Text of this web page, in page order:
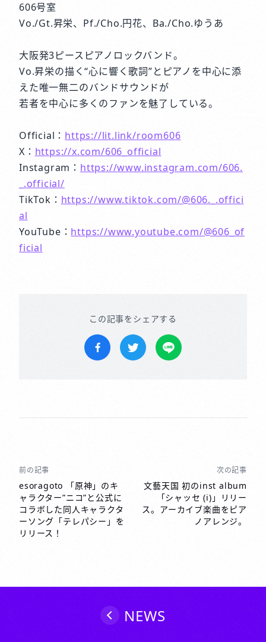
606号室
Vo./Gt.昇栄、Pf./Cho.円花、Ba./Cho.ゆうあ
大阪発3ピースピアノロックバンド。
Vo.昇栄の描く“心に響く歌詞”とピアノを中心に添
えた唯一無二のバンドサウンドが
若者を中心に多くのファンを魅了している。
Official： https://lit.link/room606
X： https://x.com/606_official
Instagram： https://www.instagram.com/606.
_.official/
TikTok： https://www.tiktok.com/@606._.offici
al
YouTube： https://www.youtube.com/@606_of
ficial
この記事をシェアする
Facebookでシェア
Twitterでツイートする
LINEで送る
投
稿
ナ
ビ
ゲ
ン
前の記事
esoragoto 「原神」のキ
ャラクター”ニコ”と公式に
コラボした同人キャラクタ
ーソング「テレパシー」を
リリース！
次の記事
文藝天国 初のinst album
「シャッセ (i)」リリー
ス。アーカイブ楽曲をピア
ノアレンジ。
NEWS